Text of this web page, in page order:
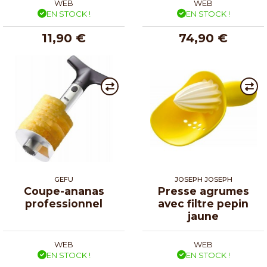
WEB
EN STOCK !
11,90 €
WEB
EN STOCK !
74,90 €
GEFU
Coupe-ananas
professionnel
WEB
EN STOCK !
JOSEPH JOSEPH
Presse agrumes
avec filtre pepin
jaune
WEB
EN STOCK !